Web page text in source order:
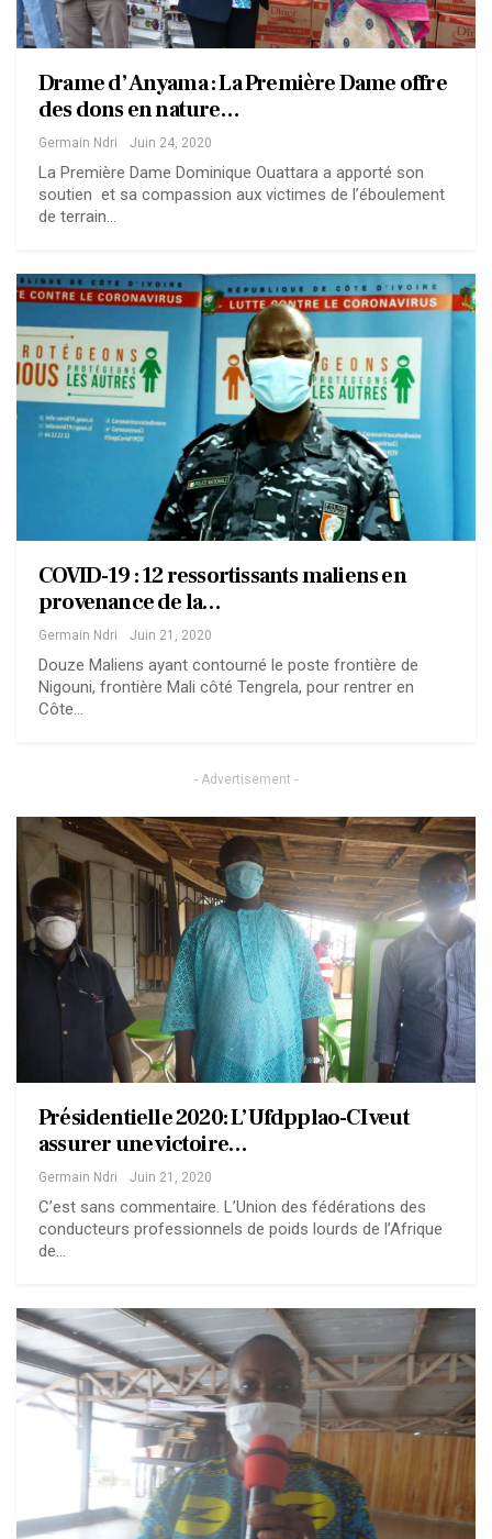
Drame d’Anyama : La Première Dame offre
des dons en nature…
Germain Ndri Juin 24, 2020
La Première Dame Dominique Ouattara a apporté son
soutien et sa compassion aux victimes de l’éboulement
de terrain…
COVID-19 : 12 ressortissants maliens en
provenance de la…
Germain Ndri Juin 21, 2020
Douze Maliens ayant contourné le poste frontière de
Nigouni, frontière Mali côté Tengrela, pour rentrer en
Côte…
- Advertisement -
Présidentielle 2020: L’Ufdpplao-CI veut
assurer une victoire…
Germain Ndri Juin 21, 2020
C’est sans commentaire. L’Union des fédérations des
conducteurs professionnels de poids lourds de l’Afrique
de…